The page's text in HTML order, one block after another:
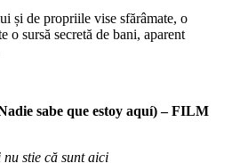
și de propriile vise sfărâmate, o
o sursă secretă de bani, aparent
sabe que estoy aquí) – FILM
știe că sunt aici